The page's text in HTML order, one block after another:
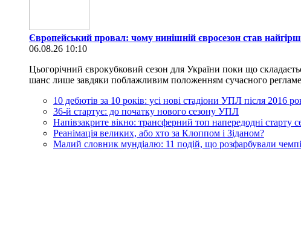
Європейський провал: чому нинішній євросезон став
06.08.26 10:10
Цьогорічний єврокубковий сезон для України поки що
шанс лише завдяки поблажливим положенням сучасного
10 дебютів за 10 років: усі нові стадіони УПЛ після 2016
36-й стартує: до початку нового сезону УПЛ
Напівзакрите вікно: трансферний топ напередодні старту
Реанімація великих, або хто за Клоппом і Зіданом?
Малий словник мундіалю: 11 подій, що розфарбували